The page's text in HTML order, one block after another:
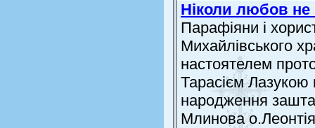
Ніколи любов не
Парафіяни і
Михайлівського
настоятелем
Тарасієм Лазукою
народження
Млинова